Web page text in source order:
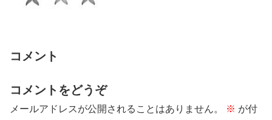
コメント
コメントをどうぞ
メールアドレスが公開されることはありません。 ※ が付